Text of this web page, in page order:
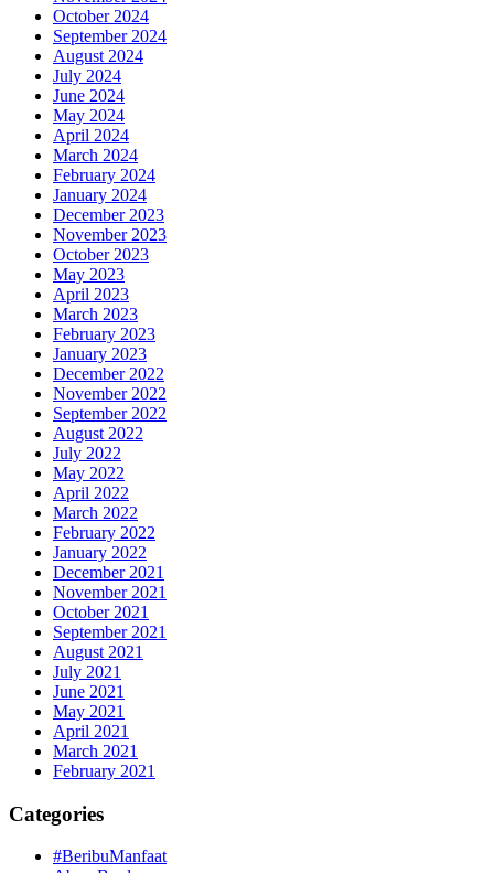
October 2024
September 2024
August 2024
July 2024
June 2024
May 2024
April 2024
March 2024
February 2024
January 2024
December 2023
November 2023
October 2023
May 2023
April 2023
March 2023
February 2023
January 2023
December 2022
November 2022
September 2022
August 2022
July 2022
May 2022
April 2022
March 2022
February 2022
January 2022
December 2021
November 2021
October 2021
September 2021
August 2021
July 2021
June 2021
May 2021
April 2021
March 2021
February 2021
Categories
#BeribuManfaat